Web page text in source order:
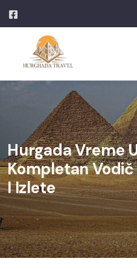
Hurgada Vreme
Kompletan
I Izlete